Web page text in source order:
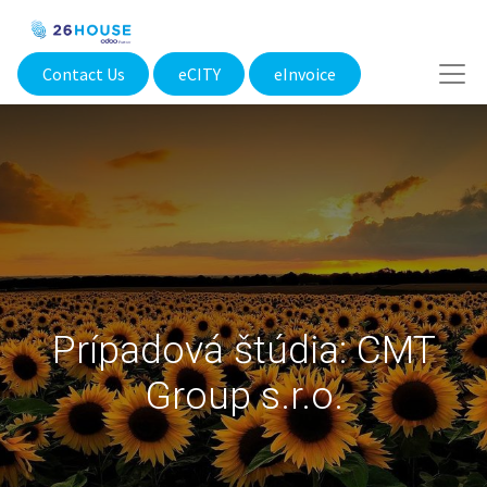
Contact Us eCITY​ eInvoice
Prípadová štúdia: CMT
Group s.r.o.